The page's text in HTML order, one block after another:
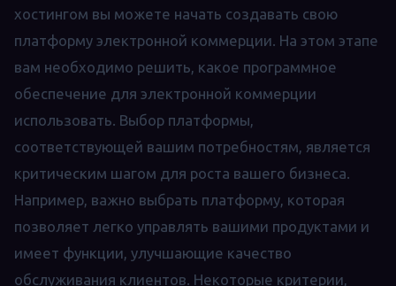
хостингом вы можете начать создавать свою
платформу электронной коммерции. На этом этапе
вам необходимо решить, какое программное
обеспечение для электронной коммерции
использовать. Выбор платформы,
соответствующей вашим потребностям, является
критическим шагом для роста вашего бизнеса.
Например, важно выбрать платформу, которая
позволяет легко управлять вашими продуктами и
имеет функции, улучшающие качество
обслуживания клиентов. Некоторые критерии,